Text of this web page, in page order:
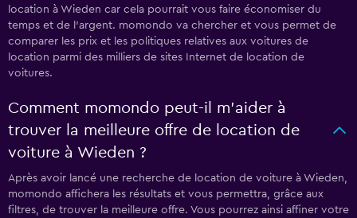
location à Wieden car cela pourrait vous faire économiser du
temps et de l'argent. momondo va chercher et vous permet de
comparer les prix et les politiques relatives aux voitures de
location parmi des milliers de sites Internet de location de
voitures.
Comment momondo peut-il m’aider à
trouver la meilleure offre de location de
voiture à Wieden ?
Après avoir lancé une recherche de location de voiture à Wieden,
momondo affichera les résultats et vous permettra, grâce aux
filtres, de trouver la meilleure offre. Vous pourrez ainsi affiner votre